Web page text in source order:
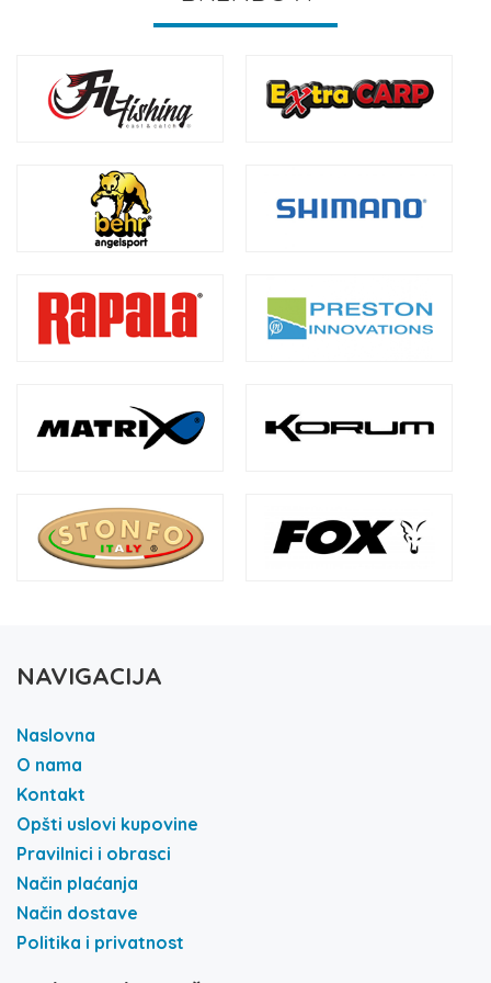
NAVIGACIJA
Naslovna
O nama
Kontakt
Opšti uslovi kupovine
Pravilnici i obrasci
Način plaćanja
Način dostave
Politika i privatnost